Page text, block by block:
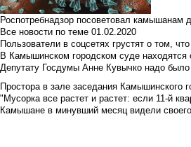
Роспотребнадзор посоветовал камышанам
Все новости по теме 01.02.2020
Пользователи в соцсетях грустят о том,
В Камышинском городском суде находятся
Депутату Госдумы Анне Кувычко надо
Простора в зале заседания Камышинского
"Мусорка все растет и растет: если 11-й
Камышане в минувший месяц видели